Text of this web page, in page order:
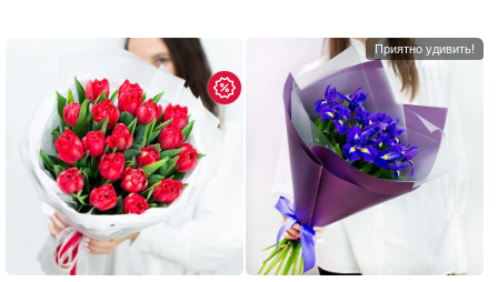
Приятно удивить!